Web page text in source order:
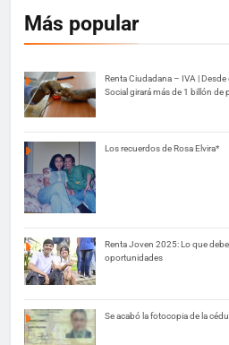
Más popular
Renta Ciudadana – IVA |
Social girará más de 1 billón de
Los recuerdos de Rosa Elvira*
Renta Joven 2025: Lo que
oportunidades
Se acabó la fotocopia de la